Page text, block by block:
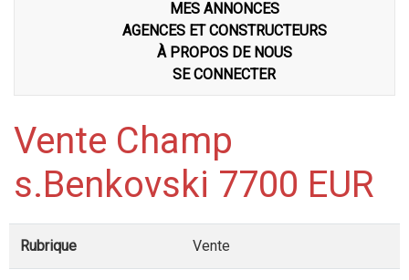
MES ANNONCES
AGENCES ET CONSTRUCTEURS
À PROPOS DE NOUS
SE CONNECTER
Vente Champ
s.Benkovski 7700 EUR
Rubrique Vente